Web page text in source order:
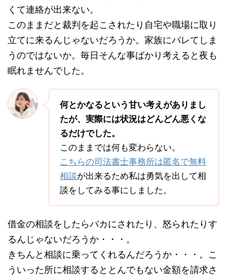
くて連絡が出来ない。
このままだと裁判を起こされたり自宅や職場に取り
立てに来るんじゃないだろうか。家族にバレてしま
うのではないか。毎日そんな事ばかり考えると夜も
眠れませんでした。
何とかなるという甘い考えがありまし
たが、実際には状況はどんどん悪くな
るだけでした。
このままでは何も変わらない。
こちらの司法書士事務所は匿名で無料
相談が出来るため私は勇気を出して相
談をしてみる事にしました。
借金の相談をしたらバカにされたり、怒られたりす
るんじゃないだろうか・・・。
きちんと相談に乗ってくれるんだろうか・・・。こ
ういった所に相談するととんでもない金額を請求さ